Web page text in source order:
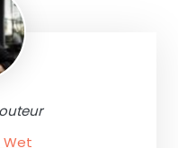
Wet